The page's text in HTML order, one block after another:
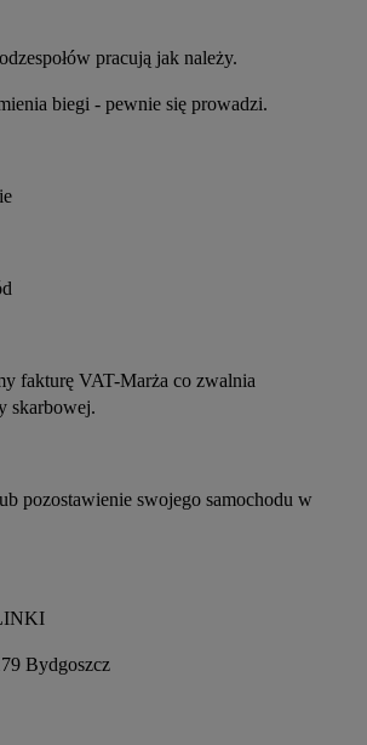
pracują jak należy.
biegi - pewnie się prowadzi.
fakturę VAT-Marża co zwalnia
skarbowej.
pozostawienie swojego samochodu w
Bydgoszcz